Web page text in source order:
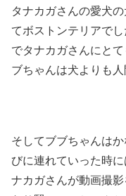
タナカガさんの愛犬
てボストンテリアで
でタナカガさんにと
ブちゃんは犬よりも
そしてブブちゃんは
びに連れていった時
ナカガさんが動画撮